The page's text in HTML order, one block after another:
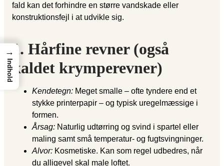
fald kan det forhindre en større vandskade eller
konstruktionsfejl i at udvikle sig.
1. Hårfine revner (også
kaldet krymperevner)
Kendetegn: Meget smalle – ofte tyndere end et
stykke printerpapir – og typisk uregelmæssige i
formen.
Årsag: Naturlig udtørring og svind i spartel eller
maling samt små temperatur- og fugtsvingninger.
Alvor: Kosmetiske. Kan som regel udbedres, når
du alligevel skal male loftet.
→
Indhold